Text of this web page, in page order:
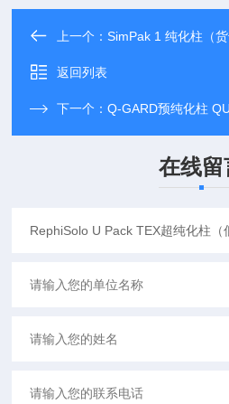
上一个：SimPak 1 纯化柱（货
返回列表
下一个：Q-GARD预纯化柱 QUANTUM超纯化
在线留